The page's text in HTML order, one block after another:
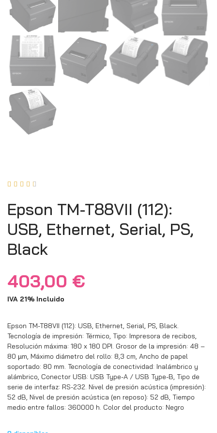
    
Epson TM-T88VII (112):
USB, Ethernet, Serial, PS,
Black
403,00 €
IVA 21% Incluido
Epson TM-T88VII (112): USB, Ethernet, Serial, PS, Black.
Tecnología de impresión: Térmico, Tipo: Impresora de recibos,
Resolución máxima: 180 x 180 DPI. Grosor de la impresión: 48 –
80 µm, Máximo diámetro del rollo: 8,3 cm, Ancho de papel
soportado: 80 mm. Tecnología de conectividad: Inalámbrico y
alámbrico, Conector USB: USB Type-A / USB Type-B, Tipo de
serie de interfaz: RS-232. Nivel de presión acústica (impresión):
52 dB, Nivel de presión acústica (en reposo): 52 dB, Tiempo
medio entre fallos: 360000 h. Color del producto: Negro